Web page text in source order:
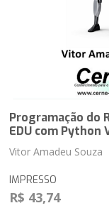
Programação do
EDU com Python
Vitor Amadeu Souza
IMPRESSO
R$ 43,74